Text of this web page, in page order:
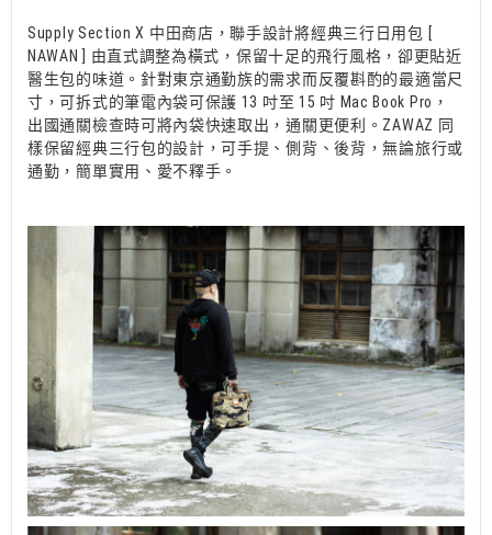
Supply Section X 中田商店，聯手設計將經典三行日用包 [
NAWAN ] 由直式調整為橫式，保留十足的飛行風格，卻更貼近
醫生包的味道。針對東京通勤族的需求而反覆斟酌的最適當尺
寸，可拆式的筆電內袋可保護 13 吋至 15 吋 Mac Book Pro，
出國通關檢查時可將內袋快速取出，通關更便利。ZAWAZ 同
樣保留經典三行包的設計，可手提、側背、後背，無論旅行或
通勤，簡單實用、愛不釋手。